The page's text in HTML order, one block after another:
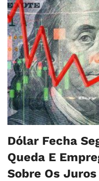
Dólar Fecha
Queda E
Sobre Os Juros